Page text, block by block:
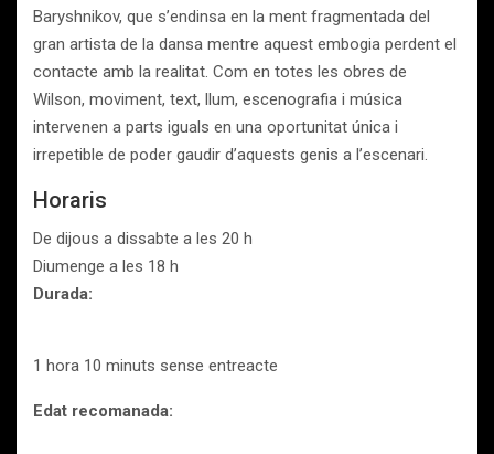
Baryshnikov, que s’endinsa en la ment fragmentada del
gran artista de la dansa mentre aquest embogia perdent el
contacte amb la realitat. Com en totes les obres de
Wilson, moviment, text, llum, escenografia i música
intervenen a parts iguals en una oportunitat única i
irrepetible de poder gaudir d’aquests genis a l’escenari.
Horaris
De dijous a dissabte a les 20 h
Diumenge a les 18 h
Durada:
1 hora 10 minuts sense entreacte
Edat recomanada: